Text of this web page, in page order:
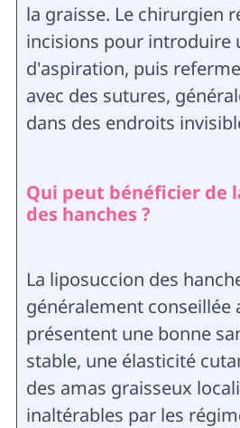
la graisse. Le chirurgien
incisions pour introduire
d'aspiration, puis
avec des sutures,
dans des endroits
Qui peut bénéficier de
des hanches ?
La liposuccion des
généralement conseillée
présentent une bonne
stable, une élasticité
des amas graisseux
inaltérables par les